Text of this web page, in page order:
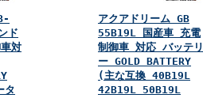
ド
対
タ
アクアドリーム GB
55B19L 国産車 充電
制御車 対応 バッテリ
ー GOLD BATTERY
(主な互換 40B19L
42B19L 50B19L